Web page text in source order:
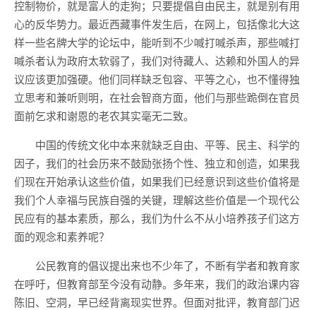
控制物价，就是富人的走狗；只要提倡自由民主，就是别有用
心的反华势力。最近西藏事件发生后，在网上，包括像北大这
样一些名牌大学的论坛中，能听到不少喊打喊杀声，那些喊打
喊杀者认为政府太软弱了，我们对待藏人、达赖和外国人的异
议应该更加强硬。他们同样缺乏包容、平等之心，也不懂得独
立思考和兼听则明，在社会智商方面，他们与那些跪倒在官员
面前乞求和谢恩的老农其实毫无二致。
中国的传统文化中本来就缺乏自由、平等、民主、科学的
因子，我们的社会历来不鼓励张扬个性、独立和创造，如果我
们现在开始承认这些价值，如果我们已经意识到这些价值将是
我们个人幸福与民族自强的关键，理解这些价值是一个现代公
民应有的基本素质，那么，我们为什么不从小培养孩子们这方
面的观念和素养呢？
公民教育的倡议提出来也不少年了，不断有学者和教育家
在呼吁，但教育部至今没有动静。多年来，我们的政治课内容
陈旧、空洞，早已经背离现实世界。但面对批评，教育部门迟